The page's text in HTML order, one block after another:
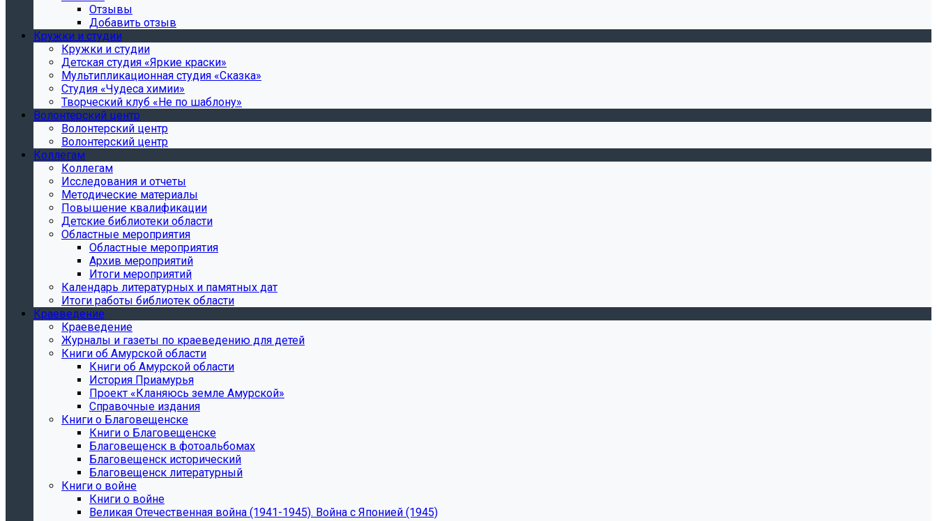
Отзывы
Добавить отзыв
Кружки и студии
Кружки и студии
Детская студия «Яркие краски»
Мультипликационная студия «Сказка»
Студия «Чудеса химии»
Творческий клуб «Не по шаблону»
Волонтерский центр
Волонтерский центр
Волонтерский центр
Коллегам
Коллегам
Исследования и отчеты
Методические материалы
Повышение квалификации
Детские библиотеки области
Областные мероприятия
Областные мероприятия
Архив мероприятий
Итоги мероприятий
Календарь литературных и памятных дат
Итоги работы библиотек области
Краеведение
Краеведение
Журналы и газеты по краеведению для детей
Книги об Амурской области
Книги об Амурской области
История Приамурья
Проект «Кланяюсь земле Амурской»
Справочные издания
Книги о Благовещенске
Книги о Благовещенске
Благовещенск в фотоальбомах
Благовещенск исторический
Благовещенск литературный
Книги о войне
Книги о войне
Великая Отечественная война (1941-1945). Война с Японией (1945)